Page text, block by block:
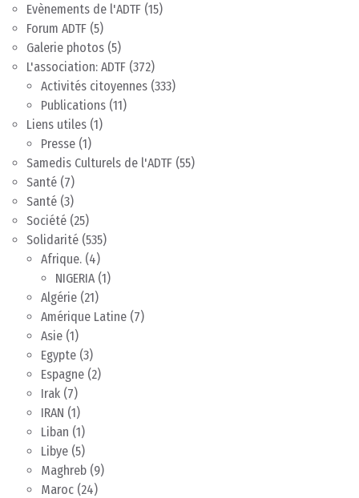
Evènements de l'ADTF (15)
Forum ADTF (5)
Galerie photos (5)
L'association: ADTF (372)
Activités citoyennes (333)
Publications (11)
Liens utiles (1)
Presse (1)
Samedis Culturels de l'ADTF (55)
Santé (7)
Santé (3)
Société (25)
Solidarité (535)
Afrique. (4)
NIGERIA(1)
Algérie (21)
Amérique Latine (7)
Asie (1)
Egypte (3)
Espagne (2)
Irak (7)
IRAN (1)
Liban (1)
Libye (5)
Maghreb (9)
Maroc (24)